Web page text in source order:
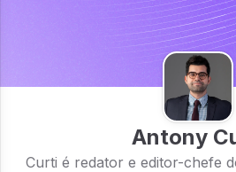
Antony
Curti é redator e editor-chefe